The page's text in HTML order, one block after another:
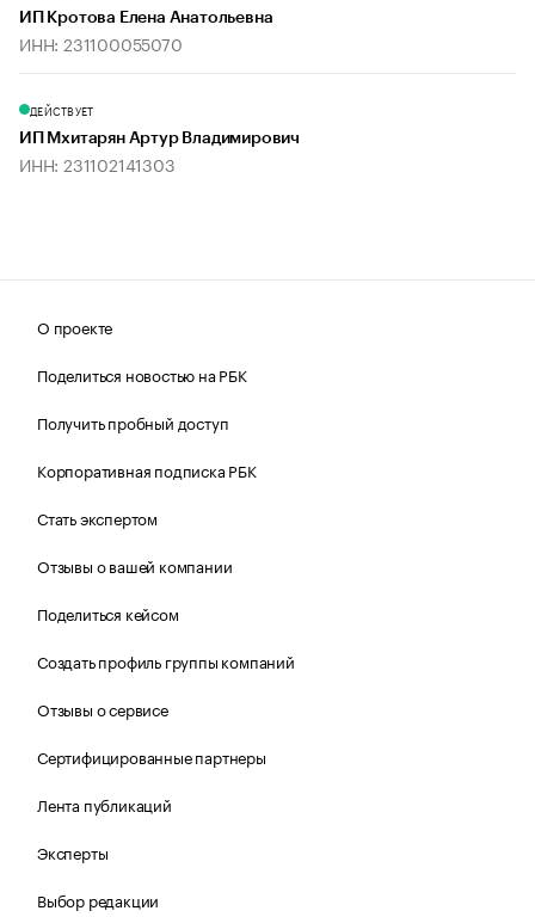
ИП Кротова Елена Анатольевна
ИНН: 231100055070
ДЕЙСТВУЕТ
ИП Мхитарян Артур Владимирович
ИНН: 231102141303
О проекте
Поделиться новостью на РБК
Получить пробный доступ
Корпоративная подписка РБК
Стать экспертом
Отзывы о вашей компании
Поделиться кейсом
Создать профиль группы компаний
Отзывы о сервисе
Сертифицированные партнеры
Лента публикаций
Эксперты
Выбор редакции